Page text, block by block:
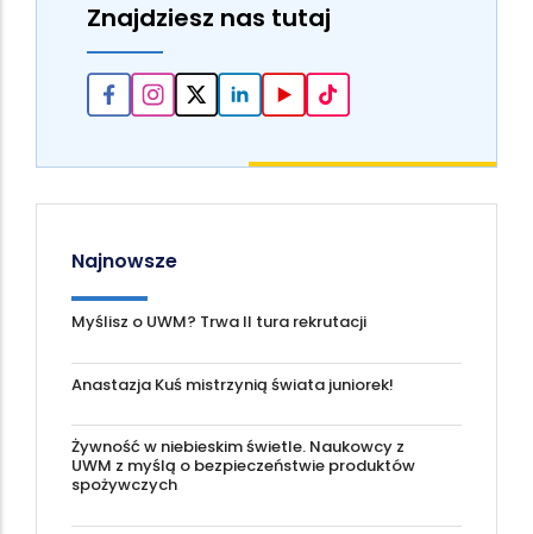
Znajdziesz nas tutaj
Najnowsze
Myślisz o UWM? Trwa II tura rekrutacji
Anastazja Kuś mistrzynią świata juniorek!
Żywność w niebieskim świetle. Naukowcy z
UWM z myślą o bezpieczeństwie produktów
spożywczych